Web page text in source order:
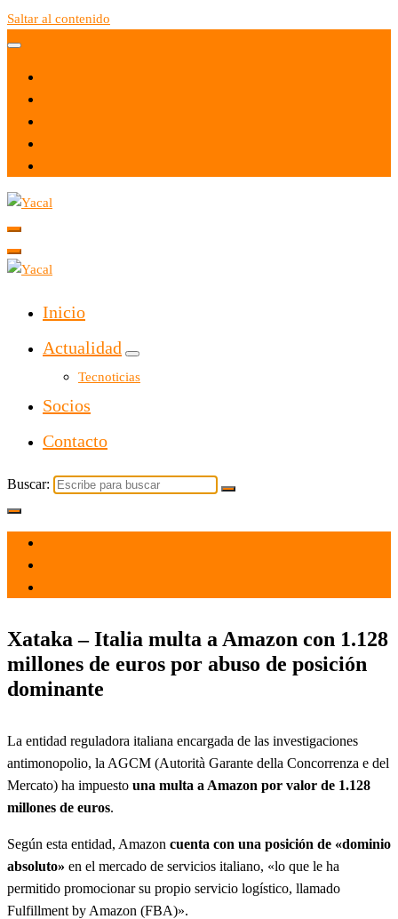
Saltar al contenido
Yacal micro hosting
Inicio
Actualidad
Tecnoticias
Socios
Contacto
Buscar:
Xataka – Italia multa a Amazon con 1.128
millones de euros por abuso de posición
dominante
La entidad reguladora italiana encargada de las investigaciones
antimonopolio, la AGCM (Autorità Garante della Concorrenza e del
Mercato) ha impuesto una multa a Amazon por valor de 1.128
millones de euros.
Según esta entidad, Amazon cuenta con una posición de «dominio
absoluto» en el mercado de servicios italiano, «lo que le ha
permitido promocionar su propio servicio logístico, llamado
Fulfillment by Amazon (FBA)».